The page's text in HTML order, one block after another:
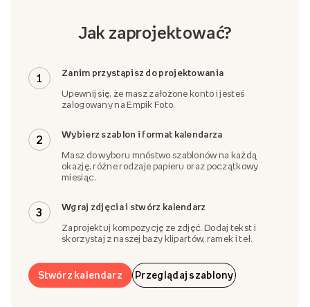
Jak zaprojektować?
1 Zanim przystąpisz do projektowania
Upewnij się, że masz założone konto i jesteś
zalogowany na Empik Foto.
2 Wybierz szablon i format kalendarza
Masz do wyboru mnóstwo szablonów na każdą
okazję, różne rodzaje papieru oraz początkowy
miesiąc.
3 Wgraj zdjęcia i stwórz kalendarz
Zaprojektuj kompozycję ze zdjęć. Dodaj tekst i
skorzystaj z naszej bazy klipartów, ramek i teł.
Stwórz kalendarz Przeglądaj szablony